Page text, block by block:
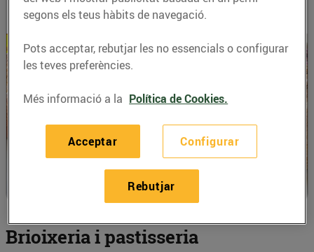
Cerca el teu establiment
Brioixeria i pastisseria
segons els teus hàbits de navegació.
Pots acceptar, rebutjar les no essencials o configurar
les teves preferències.
Més informació a la Política de Cookies.
Configurar
Rebutjar
Acceptar